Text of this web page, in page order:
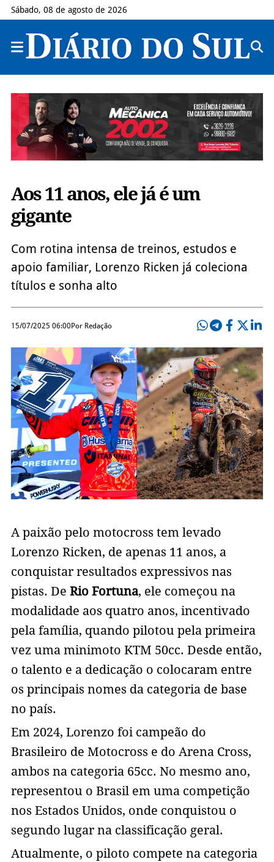
Sábado, 08 de agosto de 2026
Aos 11 anos, ele já é um
gigante
Com rotina intensa de treinos, estudos e
apoio familiar, Lorenzo Ricken já coleciona
títulos e sonha alto
15/07/2025 06:00Por Redação
A paixão pelo motocross tem levado
Lorenzo Ricken, de apenas 11 anos, a
conquistar resultados expressivos nas
pistas. De Rio Fortuna, ele começou na
modalidade aos quatro anos, incentivado
pela família, quando pilotou pela primeira
vez uma minimoto KTM 50cc. Desde então,
o talento e a dedicação o colocaram entre
os principais nomes da categoria de base
no país.
Em 2024, Lorenzo foi campeão do
Brasileiro de Motocross e do Arena Cross,
ambos na categoria 65cc. No mesmo ano,
representou o Brasil em uma competição
nos Estados Unidos, onde conquistou o
segundo lugar na classificação geral.
Atualmente, o piloto compete na categoria